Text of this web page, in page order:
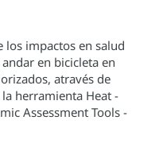
los impactos en salud
en bicicleta en
através de
herramienta Heat -
Assessment Tools -